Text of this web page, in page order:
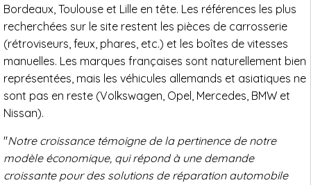
Bordeaux, Toulouse et Lille en tête. Les références les plus
recherchées sur le site restent les pièces de carrosserie
(rétroviseurs, feux, phares, etc.) et les boîtes de vitesses
manuelles. Les marques françaises sont naturellement bien
représentées, mais les véhicules allemands et asiatiques ne
sont pas en reste (Volkswagen, Opel, Mercedes, BMW et
Nissan).
"Notre croissance témoigne de la pertinence de notre
modèle économique, qui répond à une demande
croissante pour des solutions de réparation automobile